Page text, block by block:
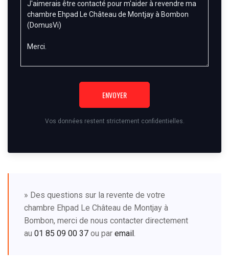
ENVOYER
Vos données restent strictement confidentielles.
» Des questions sur la revente de votre
chambre Ehpad Le Château de Montjay à
Bombon, merci de nous contacter directement
au 01 85 09 00 37 ou par email.